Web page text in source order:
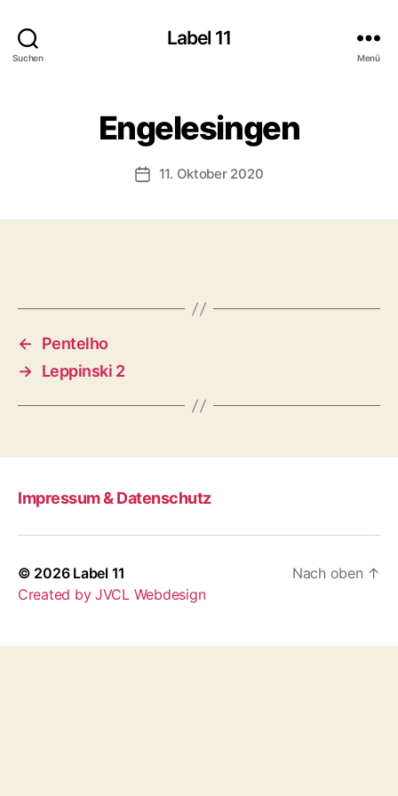
Suchen
Label 11
Menü
Engelesingen
Veröffentlichungsdatum
11. Oktober 2020
←
Pentelho
→ Leppinski 2
Impressum & Datenschutz
© 2026 Label 11
Created by JVCL Webdesign
Nach oben ↑